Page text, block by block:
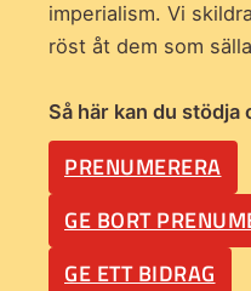
imperialism. Vi
röst åt dem som
Så här kan du stödja
PRENUMERERA
GE BORT
GE ETT BIDRAG